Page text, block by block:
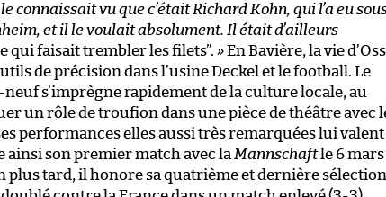
connaissait vu que c’était Richard Kohn, qui l’a eu
et il le voulait absolument. Il était d’ailleurs
qui faisait trembler les filets”. »En Bavière, la vie
de précision dans l’usine Deckel et le football. Le
s’imprègne rapidement de la culture locale, au
un rôle de troufion dans une pièce de théâtre avec
performances elles aussi très remarquées lui valent
ainsi son premier match avec la Mannschaftle 6 mars
plus tard, il honore sa quatrième et dernière sélection